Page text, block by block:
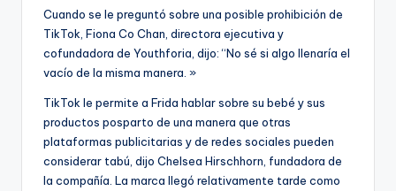
Cuando se le preguntó sobre una posible prohibición de
TikTok, Fiona Co Chan, directora ejecutiva y
cofundadora de Youthforia, dijo: “No sé si algo llenaría el
vacío de la misma manera. »
TikTok le permite a Frida hablar sobre su bebé y sus
productos posparto de una manera que otras
plataformas publicitarias y de redes sociales pueden
considerar tabú, dijo Chelsea Hirschhorn, fundadora de
la compañía. La marca llegó relativamente tarde como